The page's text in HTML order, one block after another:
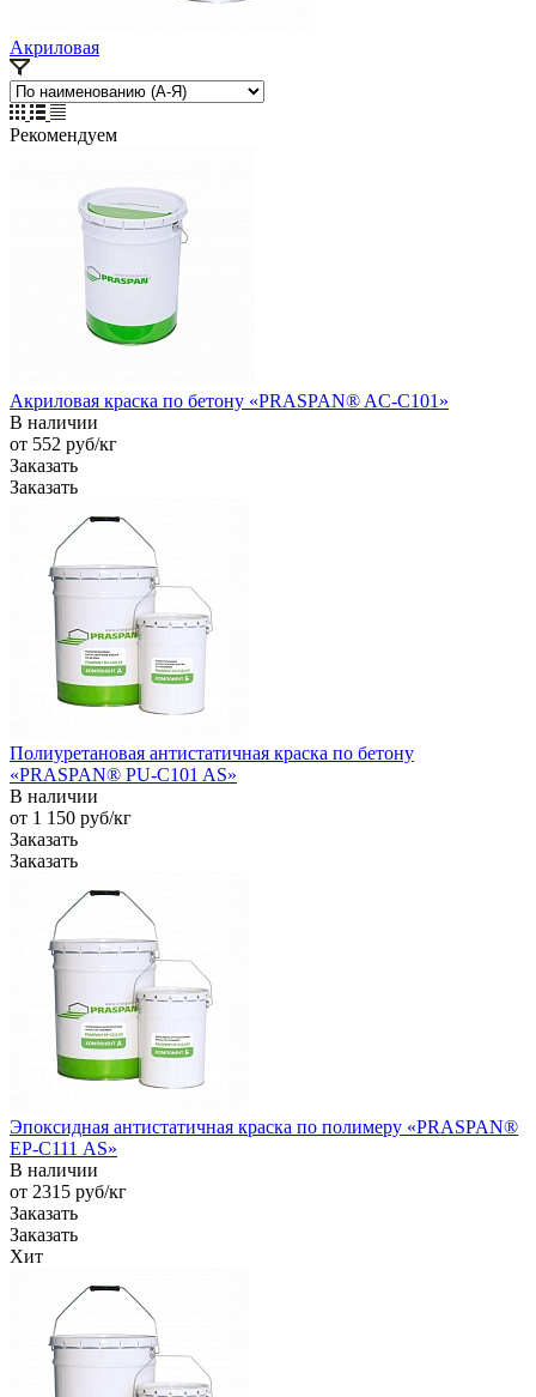
Акриловая
Рекомендуем
Акриловая краска по бетону «PRASPAN® AC-C101»
В наличии
от 552 руб/кг
Заказать
Заказать
Полиуретановая антистатичная краска по бетону
«PRASPAN® PU-C101 AS»
В наличии
от 1 150 руб/кг
Заказать
Заказать
Эпоксидная антистатичная краска по полимеру «PRASPAN®
EP-С111 AS»
В наличии
от 2315 руб/кг
Заказать
Заказать
Хит